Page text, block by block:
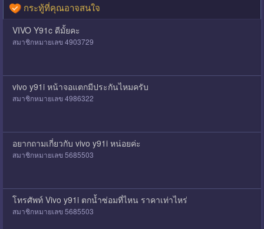
กระทู้ที่คุณอาจสนใจ
VIVO Y91c ดีมั้ยคะ
สมาชิกหมายเลข 4903729
vivo y91i หน้าจอแตกมีประกันไหมครับ
สมาชิกหมายเลข 4986322
อยากถามเกี่ยวกับ vivo y91i หน่อยค่ะ
สมาชิกหมายเลข 5685503
โทรศัพท์ Vivo y91i ตกน้ำซ่อมที่ไหน ราคาเท่าไหร่
สมาชิกหมายเลข 5685503